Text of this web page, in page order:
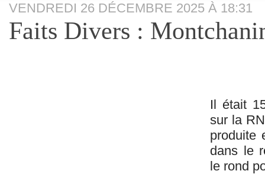
VENDREDI 26 DÉCEMBRE 2025 À 18:31
Faits Divers :
Il était
sur la
produite
dans le
le rond